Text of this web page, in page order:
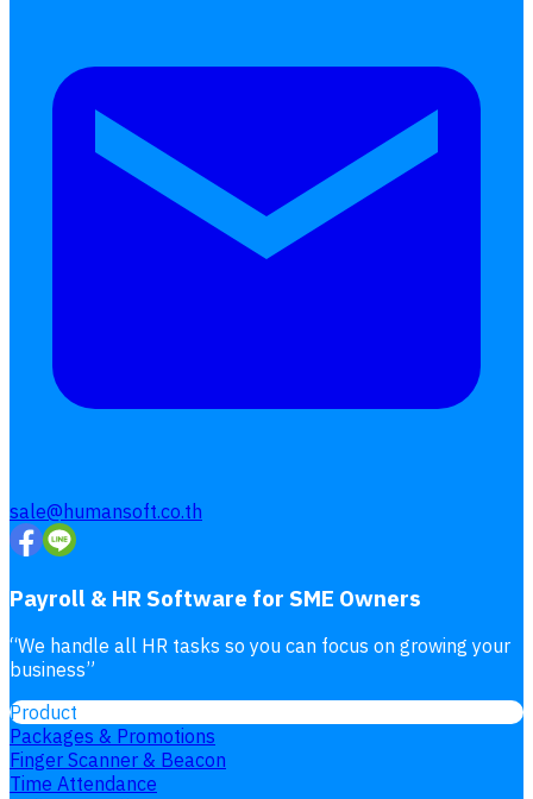
โอที
เบี้ยขยัน
แบบฟอร์มประเมินพนักงาน
บริการรับทำเงินเดือน
sale@humansoft.co.th
Payroll & HR Software for SME Owners
“We handle all HR tasks so you can focus on growing your
business”
Product
Packages & Promotions
Finger Scanner & Beacon
Time Attendance